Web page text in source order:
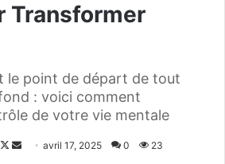
Transformer
le point de départ de tout
: voici comment
de votre vie mentale
F
avril 17, 2025 0 23